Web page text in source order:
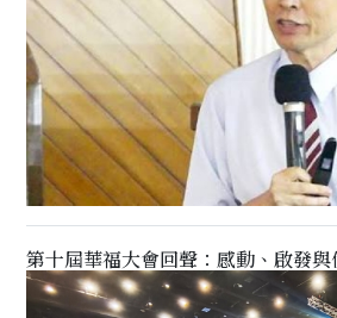
第十屆華福大會回聲：感動、啟發